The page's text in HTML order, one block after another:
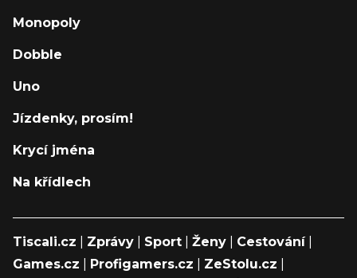
Monopoly
Dobble
Uno
Jízdenky, prosím!
Krycí jména
Na křídlech
Tiscali.cz Zprávy Sport Ženy Cestování|
Games.cz
Profigamers.cz ZeStolu.cz